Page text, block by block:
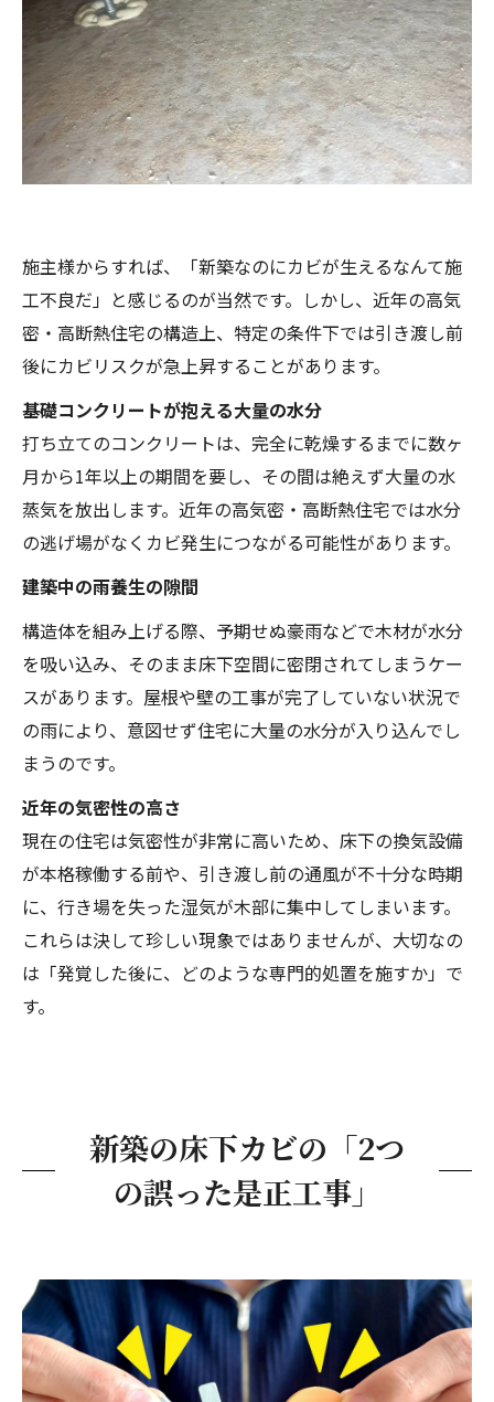
施主様からすれば、「新築なのにカビが生えるなんて施
工不良だ」と感じるのが当然です。しかし、近年の高気
密・高断熱住宅の構造上、特定の条件下では引き渡し前
後にカビリスクが急上昇することがあります。
基礎コンクリートが抱える大量の水分
打ち立てのコンクリートは、完全に乾燥するまでに数ヶ
月から1年以上の期間を要し、その間は絶えず大量の水
蒸気を放出します。近年の高気密・高断熱住宅では水分
の逃げ場がなくカビ発生につながる可能性があります。
建築中の雨養生の隙間
構造体を組み上げる際、予期せぬ豪雨などで木材が水分
を吸い込み、そのまま床下空間に密閉されてしまうケー
スがあります。屋根や壁の工事が完了していない状況で
の雨により、意図せず住宅に大量の水分が入り込んでし
まうのです。
近年の気密性の高さ
現在の住宅は気密性が非常に高いため、床下の換気設備
が本格稼働する前や、引き渡し前の通風が不十分な時期
に、行き場を失った湿気が木部に集中してしまいます。
これらは決して珍しい現象ではありませんが、大切なの
は「発覚した後に、どのような専門的処置を施すか」で
す。
新築の床下カビの「2つ
の誤った是正工事」